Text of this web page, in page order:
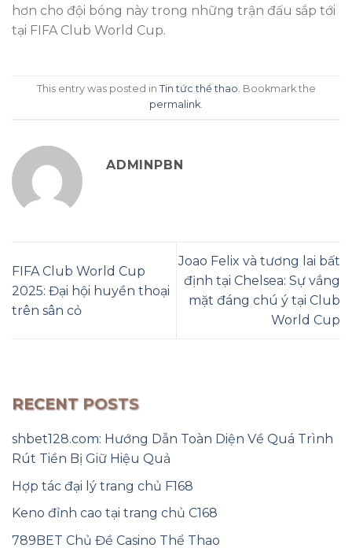
hơn cho đội bóng này trong những trận đấu sắp tới
tại FIFA Club World Cup.
This entry was posted in Tin tức thể thao. Bookmark the
permalink.
ADMINPBN
FIFA Club World Cup
2025: Đại hội huyền thoại
trên sân cỏ
Joao Felix và tương lai bất
định tại Chelsea: Sự vắng
mặt đáng chú ý tại Club
World Cup
RECENT POSTS
shbet128.com: Hướng Dẫn Toàn Diện Về Quá Trình
Rút Tiền Bị Giữ Hiệu Quả
Hợp tác đại lý trang chủ F168
Keno đỉnh cao tại trang chủ C168
789BET Chủ Đề Casino Thể Thao